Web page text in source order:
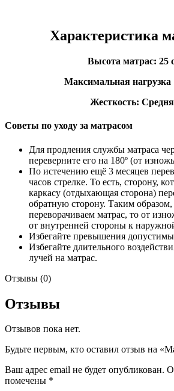
Характеристика
Высота матрас: 25
Максимальная нагрузка
Жесткость:
Советы по уходу за матрасом
Для продления службы матраса
переверните его на 180º (от
По истечению ещё 3 месяцев
часов стрелке. То есть, сторону,
каркасу (отдыхающая сторона)
обратную сторону. Таким
переворачиваем матрас, то от
от внутренней стороны к
Избегайте превышения
Избегайте длительного
лучей на матрас.
Отзывы (0)
Отзывы
Отзывов пока нет.
Будьте первым, кто оставил отзыв на
Ваш адрес email не будет опубликован.
помечены *